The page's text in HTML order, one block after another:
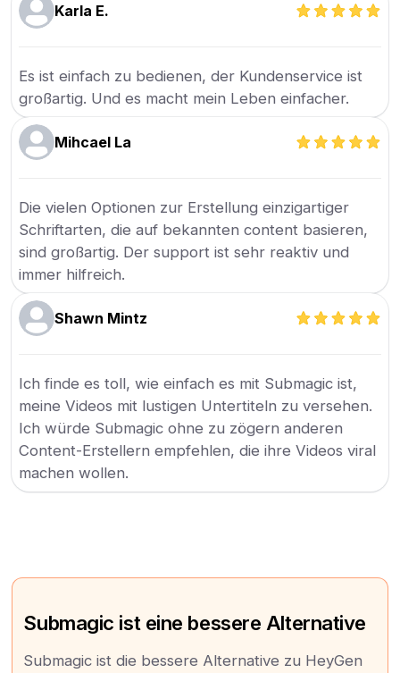
Karla E.
Es ist einfach zu bedienen, der Kundenservice ist
großartig. Und es macht mein Leben einfacher.
Mihcael La
Die vielen Optionen zur Erstellung einzigartiger
Schriftarten, die auf bekannten content basieren,
sind großartig. Der support ist sehr reaktiv und
immer hilfreich.
Shawn Mintz
Ich finde es toll, wie einfach es mit Submagic ist,
meine Videos mit lustigen Untertiteln zu versehen.
Ich würde Submagic ohne zu zögern anderen
Content-Erstellern empfehlen, die ihre Videos viral
machen wollen.
Submagic ist eine bessere Alternative
Submagic ist die bessere Alternative zu HeyGen